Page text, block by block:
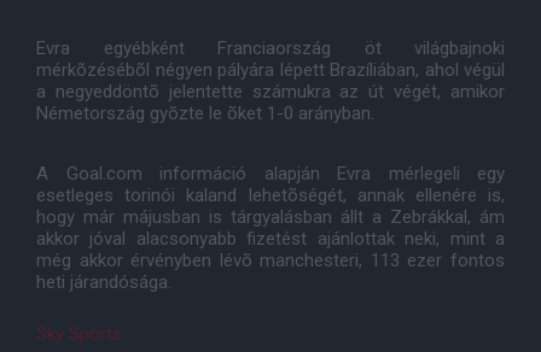
Evra egyébként Franciaország öt világbajnoki
mérkõzésébõl négyen pályára lépett Brazíliában, ahol végül
a negyeddöntõ jelentette számukra az út végét, amikor
Németország gyõzte le õket 1-0 arányban.
A Goal.com információ alapján Evra mérlegeli egy
esetleges torinói kaland lehetõségét, annak ellenére is,
hogy már májusban is tárgyalásban állt a Zebrákkal, ám
akkor jóval alacsonyabb fizetést ajánlottak neki, mint a
még akkor érvényben lévõ manchesteri, 113 ezer fontos
heti járandósága.
Sky Sports